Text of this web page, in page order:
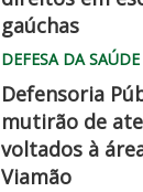
gaúchas
DEFESA DA SAÚDE
Defensoria
mutirão de
voltados à
Viamão